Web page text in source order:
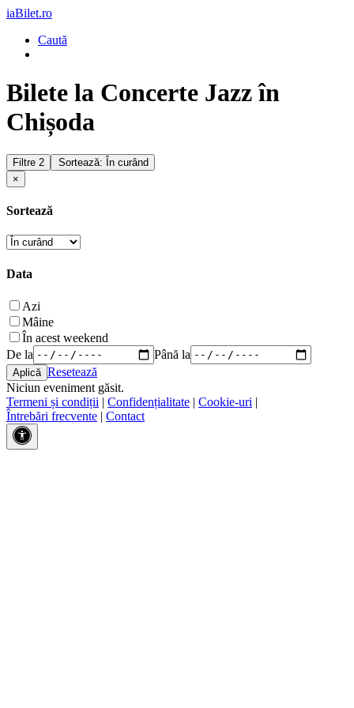
iaBilet.ro
Caută
Bilete la Concerte Jazz în
Chișoda
Filtre 2
Sortează: În curând
×
Sortează
Data
Azi
Mâine
În acest weekend
De la
Până la
Resetează
Niciun eveniment găsit.
Termeni și condiții | Confidențialitate | Cookie-uri |
Întrebări frecvente | Contact